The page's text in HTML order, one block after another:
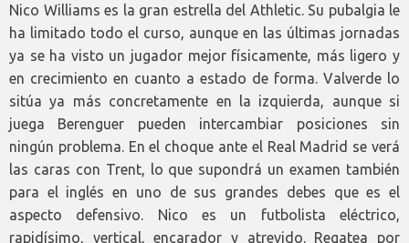
Nico Williams es la gran estrella del Athletic. Su pubalgia le
ha limitado todo el curso, aunque en las últimas jornadas
ya se ha visto un jugador mejor físicamente, más ligero y
en crecimiento en cuanto a estado de forma. Valverde lo
sitúa ya más concretamente en la izquierda, aunque si
juega Berenguer pueden intercambiar posiciones sin
ningún problema. En el choque ante el Real Madrid se verá
las caras con Trent, lo que supondrá un examen también
para el inglés en uno de sus grandes debes que es el
aspecto defensivo. Nico es un futbolista eléctrico,
rapidísimo, vertical, encarador y atrevido. Regatea por